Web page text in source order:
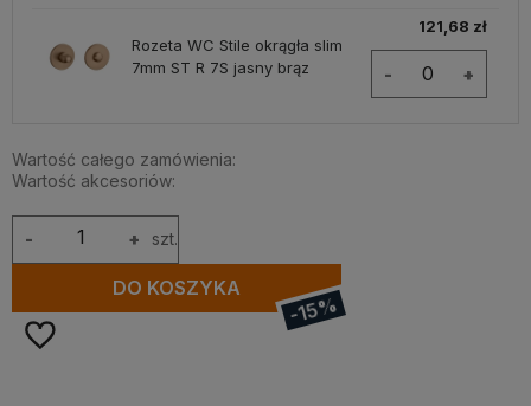
Rozeta WC Stile okrągła slim
7mm ST R 7S jasny brąz
121,68 zł
- +
Wartość całego zamówienia:
Wartość akcesoriów:
+
- szt.
DO KOSZYKA
-15%